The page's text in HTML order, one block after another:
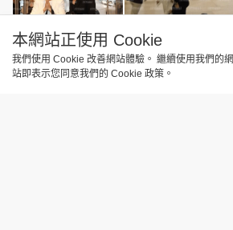
本網站正使用 Cookie
我們使用 Cookie 改善網站體驗。 繼續使用我們的網
站即表示您同意我們的 Cookie 政策。